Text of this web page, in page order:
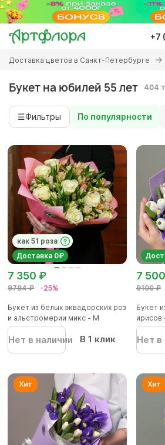
Перейти
основному
содержанию
+7
Вы
здесь
Доставка цветов в Санкт-Петербурге
Букет на юбилей 55 лет 404
☰Фильтры По популярности
как 51 роза
Доставка 0₽
9784 ₽ -25%
7 350 ₽
Букет из белых эквадорских роз
и альстромерии микс - М
Нет в наличии В 1 клик
9100 ₽
7
Букет
ирисов
Нет в